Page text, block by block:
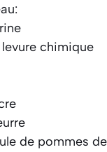
chimique
de pommes